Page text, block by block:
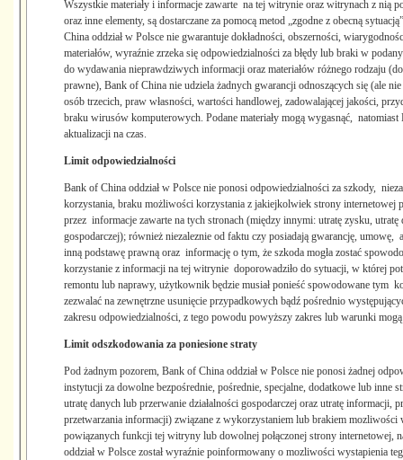
Wszystkie materiały i informacje zawarte na tej witrynie oraz witrynach z nią
oraz inne elementy, są dostarczane za pomocą metod „zgodne z obecną
China oddział w Polsce nie gwarantuje dokładności, obszerności,
materiałów, wyraźnie zrzeka się odpowiedzialności za błędy lub braki w
do wydawania nieprawdziwych informacji oraz materiałów różnego rodzaju
prawne), Bank of China nie udziela żadnych gwarancji odnoszących się (ale
osób trzecich, praw własności, wartości handlowej, zadowalającej jakości,
braku wirusów komputerowych. Podane materiały mogą wygasnąć,
aktualizacji na czas.
Limit odpowiedzialności
Bank of China oddział w Polsce nie ponosi odpowiedzialności za szkody,
korzystania, braku możliwości korzystania z jakiejkolwiek strony internetowej
przez informacje zawarte na tych stronach (między innymi: utratę zysku, utratę
gospodarczej); również niezaleznie od faktu czy posiadają gwarancję, umowę,
inną podstawę prawną oraz informację o tym, że szkoda mogła zostać
korzystanie z informacji na tej witrynie doporowadziło do sytuacji, w której
remontu lub naprawy, użytkownik będzie musiał ponieść spowodowane tym
zezwalać na zewnętrzne usunięcie przypadkowych bądź pośrednio
zakresu odpowiedzialności, z tego powodu powyższy zakres lub warunki
Limit odszkodowania za poniesione straty
Pod żadnym pozorem, Bank of China oddział w Polsce nie ponosi żadnej
instytucji za dowolne bezpośrednie, pośrednie, specjalne, dodatkowe lub inne
utratę danych lub przerwanie działalności gospodarczej oraz utratę informacji,
przetwarzania informacji) związane z wykorzystaniem lub brakiem mozliwości
powiązanych funkcji tej witryny lub dowolnej połączonej strony internetowej,
oddział w Polsce został wyraźnie poinformowany o mozliwości wystapienia